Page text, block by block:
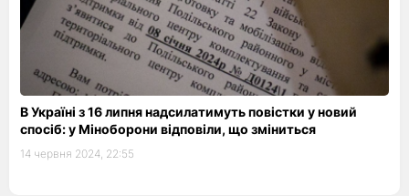
В Україні з 16 липня надсилатимуть повістки у новий
спосіб: у Міноборони відповіли, що зміниться
14 червня 2024, 22:55